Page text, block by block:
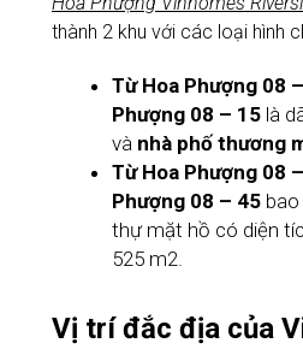
thành 2 khu với các loại hình
Từ Hoa Phượng 08
Phượng 08 – 15 là
và nhà phố thương
Từ Hoa Phượng 08
Phượng 08 – 45
thự mặt hồ có diện
525 m2.
Vị trí đắc địa của